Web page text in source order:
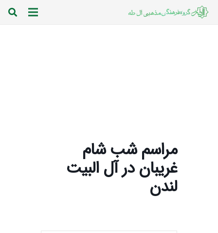
مراسم شب شام
غریبان در آل البیت
لندن